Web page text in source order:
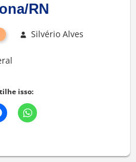
RN
Silvério Alves
isso: